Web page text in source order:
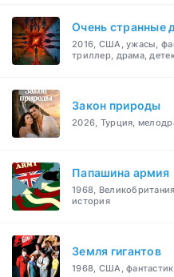
Очень странные
2016, США, ужасы,
триллер, драма,
Закон природы
2026, Турция,
Папашина армия
1968,
история
Земля гигантов
1968, США,